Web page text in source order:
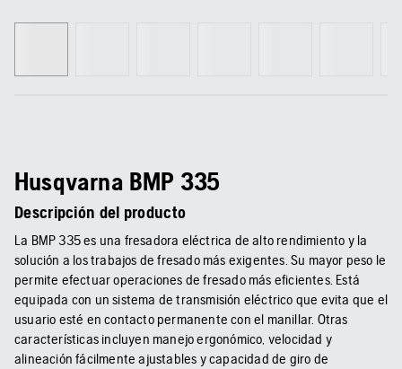
Husqvarna BMP 335
Descripción del producto
La BMP 335 es una fresadora eléctrica de alto rendimiento y la
solución a los trabajos de fresado más exigentes. Su mayor peso le
permite efectuar operaciones de fresado más eficientes. Está
equipada con un sistema de transmisión eléctrico que evita que el
usuario esté en contacto permanente con el manillar. Otras
características incluyen manejo ergonómico, velocidad y
alineación fácilmente ajustables y capacidad de giro de